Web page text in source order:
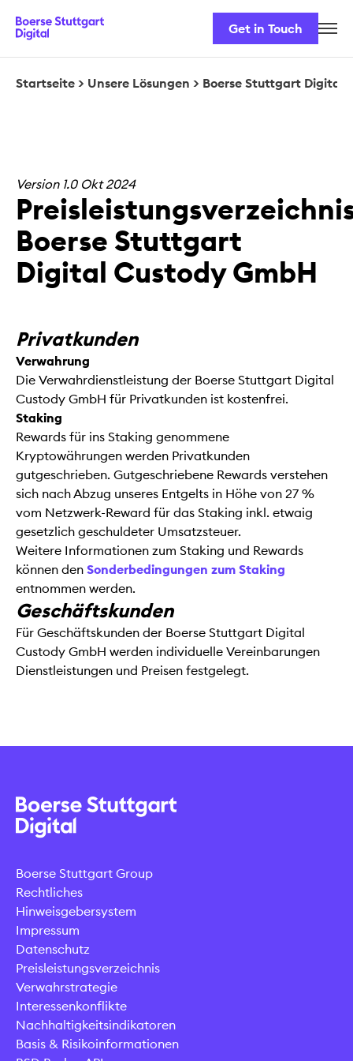
Get in Touch
Karriere
Unser Team
Startseite > Unsere Lösungen > Boerse Stuttgart Digital
Version 1.0 Okt 2024
Boerse Stuttgart
Digital Custody GmbH
Privatkunden
Verwahrung
Die Verwahrdienstleistung der Boerse Stuttgart Digital
Custody GmbH für Privatkunden ist kostenfrei.
Staking
Rewards für ins Staking genommene
Kryptowährungen werden Privatkunden
gutgeschrieben. Gutgeschriebene Rewards verstehen
sich nach Abzug unseres Entgelts in Höhe von 27 %
vom Netzwerk-Reward für das Staking inkl. etwaig
gesetzlich geschuldeter Umsatzsteuer.
Weitere Informationen zum Staking und Rewards
können den Sonderbedingungen zum Staking
entnommen werden.
Geschäftskunden
Für Geschäftskunden der Boerse Stuttgart Digital
Custody GmbH werden individuelle Vereinbarungen
Dienstleistungen und Preisen festgelegt.
Boerse Stuttgart Group
Rechtliches
Hinweisgebersystem
Impressum
Datenschutz
Preisleistungsverzeichnis
Verwahrstrategie
Interessenkonflikte
Nachhaltigkeitsindikatoren
Basis & Risikoinformationen